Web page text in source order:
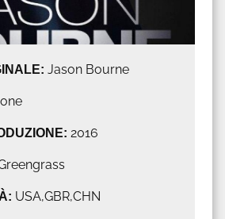
Jason Bourne
2016
USA,GBR,CHN